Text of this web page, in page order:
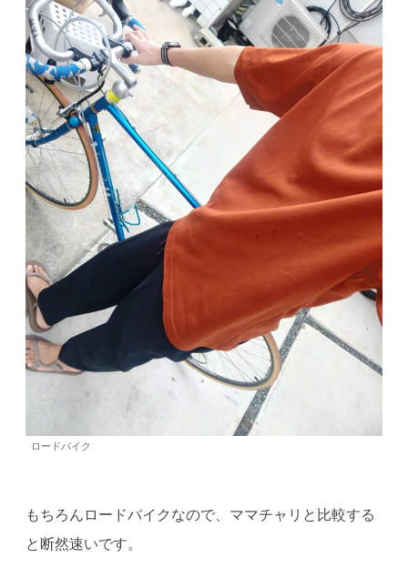
ロードバイク
もちろんロードバイクなので、ママチャリと比較する
と断然速いです。